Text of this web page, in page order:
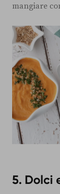
mangiare
5. Dolci